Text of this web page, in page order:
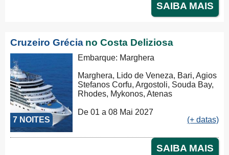
SAIBA MAIS
Cruzeiro Grécia no Costa Deliziosa
7 NOITES
Embarque: Marghera
Marghera, Lido de Veneza, Bari, Agios
Stefanos Corfu, Argostoli, Souda Bay,
Rhodes, Mykonos, Atenas
De 01 a 08 Mai 2027
(+ datas)
SAIBA MAIS